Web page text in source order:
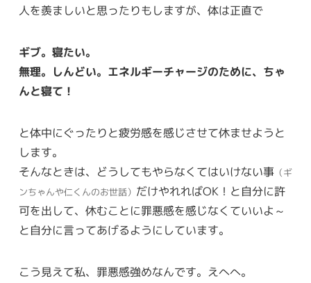
人を羨ましいと思ったりもしますが、体は正直で
ギブ。寝たい。
無理。しんどい。エネルギーチャージのために、ちゃ
んと寝て！
と体中にぐったりと疲労感を感じさせて休ませようと
します。
そんなときは、どうしてもやらなくてはいけない事（ギ
ンちゃんや仁くんのお世話） だけやれればOK！と自分に許
可を出して、休むことに罪悪感を感じなくていいよ～
と自分に言ってあげるようにしています。
こう見えて私、罪悪感強めなんです。えへへ。